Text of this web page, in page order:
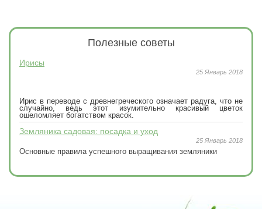
Полезныесоветы
Ирисы
25 Январь 2018
Ирис в переводе с древнегреческого означает радуга, что не
случайно, ведь этот изумительно красивый цветок
ошеломляет богатством красок.
Земляника садовая: посадка и уход
25 Январь 2018
Основные правила успешного выращивания земляники